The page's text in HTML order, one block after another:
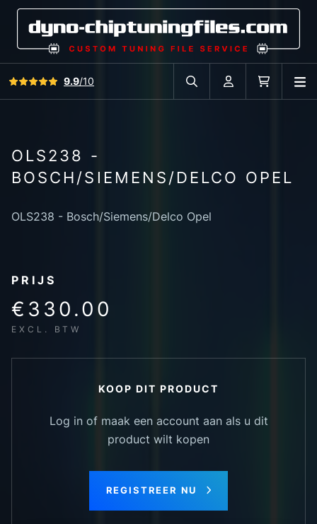
Bekijk alle reviews
9.9/10
Zoek in autodatabase
Account
OLS238 -
BOSCH/SIEMENS/DELCO OPEL
OLS238 - Bosch/Siemens/Delco Opel
PRIJS
€330.00
EXCL. BTW
KOOP DIT PRODUCT
Log in of maak een account aan als u dit
product wilt kopen
REGISTREER NU